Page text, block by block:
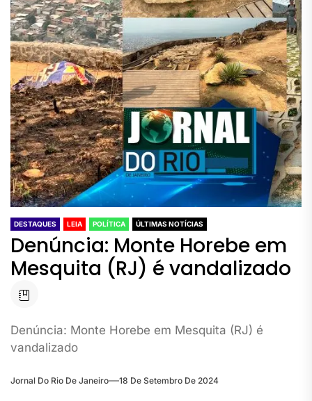
DESTAQUES LEIA POLÍTICA ÚLTIMAS NOTÍCIAS
Denúncia: Monte Horebe em
Mesquita (RJ) é vandalizado
Denúncia: Monte Horebe em Mesquita (RJ) é
vandalizado
Jornal Do Rio De Janeiro 18 De Setembro De 2024